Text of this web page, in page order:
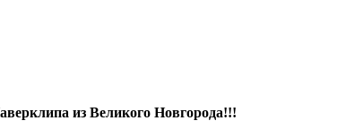
из Великого Новгорода!!!